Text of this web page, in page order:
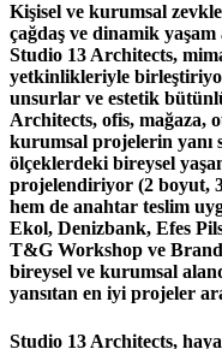
Kişisel ve kurumsal
çağdaş ve dinamik
Studio 13 Architects,
yetkinlikleriyle
unsurlar ve estetik
Architects, ofis, mağaza,
kurumsal projelerin yanı
ölçeklerdeki bireysel
projelendiriyor (2 boyut,
hem de anahtar teslim
Ekol, Denizbank, Efes
T&G Workshop ve
bireysel ve kurumsal
yansıtan en iyi projeler
Studio 13 Architects,